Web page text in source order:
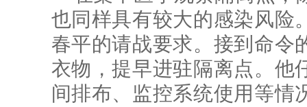
也同样具有较大的感染风险
春平的请战要求。接到命令
衣物，提早进驻隔离点。他
间排布、监控系统使用等情